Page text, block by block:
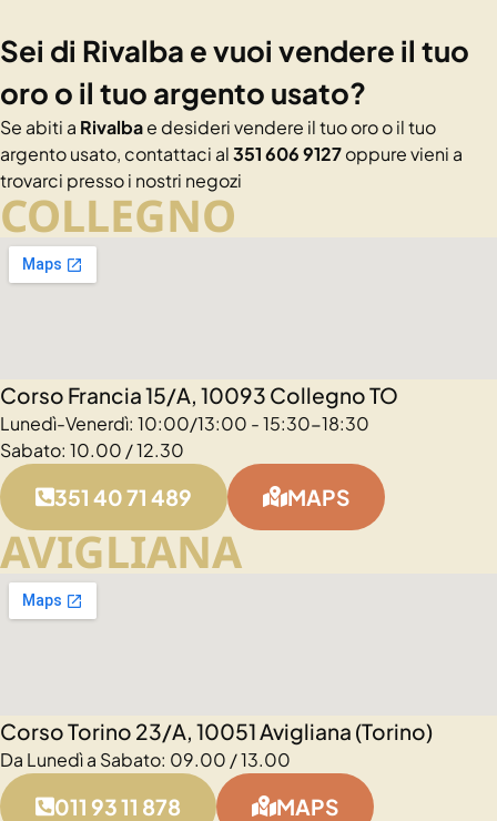
Sei di Rivalba e vuoi vendere il tuo
oro o il tuo argento usato?
Se abiti a Rivalbae desideri vendere il tuo oro o il tuo
argento usato, contattaci al351 606 9127oppure vieni a
trovarci presso i nostri negozi
COLLEGNO
Corso Francia 15/A, 10093 Collegno TO
Lunedì-Venerdì: 10:00/13:00 - 15:30-18:30
Sabato: 10.00 / 12.30
351 40 71 489 MAPS
AVIGLIANA
Corso Torino 23/A, 10051 Avigliana (Torino)
Da Lunedì a Sabato: 09.00 / 13.00
011 93 11 878 MAPS